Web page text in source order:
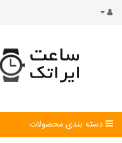
دسته بندی محصولات